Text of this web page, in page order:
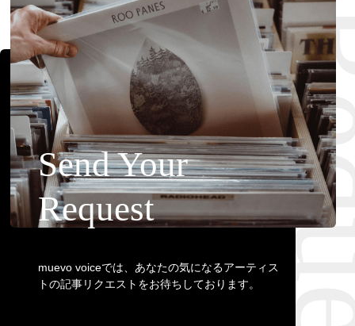
Send Your
Request
muevo voiceでは、あなたの気になるアーティス
トの記事リクエストをお待ちしております。